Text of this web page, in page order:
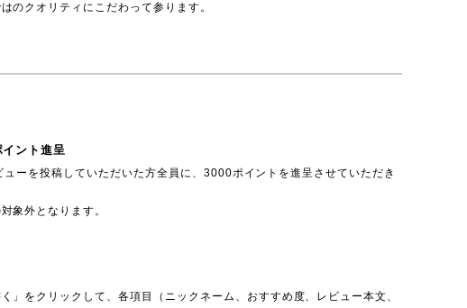
のクオリティにこだわって参ります。
イント進呈
ーを投稿していただいた方全員に、3000ポイントを進呈させていただき
象外となります。
」をクリックして、各項目（ニックネーム、おすすめ度、レビュー本文、